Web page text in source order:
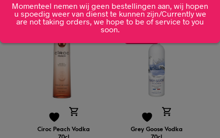
Ciroc Peach Vodka
Grey Goose Vodka
Momenteel nemen wij geen bestellingen aan, wij hopen
u spoedig weer van dienst te kunnen zijn/Currently we
are not taking orders, we hope to be of service to you
soon.